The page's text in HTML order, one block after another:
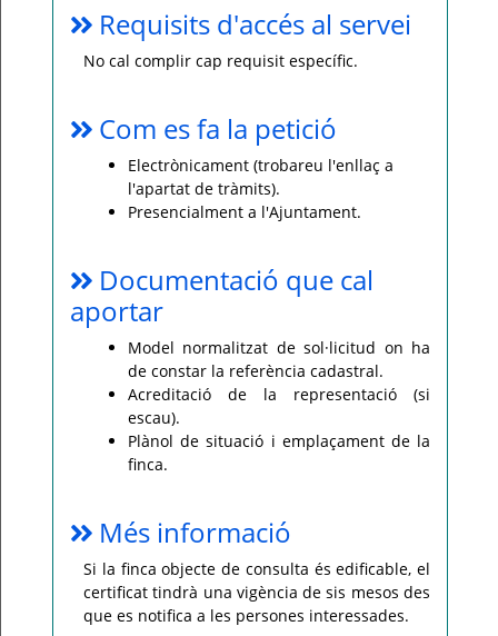
Requisits d'accés al servei
No cal complir cap requisit específic.
Com es fa la petició
Electrònicament (trobareu l'enllaç a
l'apartat de tràmits).
Presencialment a l'Ajuntament.
Documentació que cal
aportar
Model normalitzat de sol·licitud on ha
de constar la referència cadastral.
Acreditació de la representació (si
escau).
Plànol de situació i emplaçament de la
finca.
Més informació
Si la finca objecte de consulta és edificable, el
certificat tindrà una vigència de sis mesos des
que es notifica a les persones interessades.